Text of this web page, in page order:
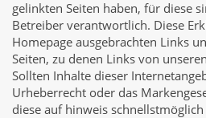
gelinkten Seiten haben, für diese
Betreiber verantwortlich. Diese
Homepage ausgebrachten Links
Seiten, zu denen Links von
Sollten Inhalte dieser
Urheberrecht oder das
diese auf hinweis